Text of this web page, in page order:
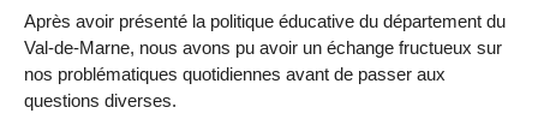
Après avoir présenté la politique éducative du département du
Val-de-Marne, nous avons pu avoir un échange fructueux sur
nos problématiques quotidiennes avant de passer aux
questions diverses.